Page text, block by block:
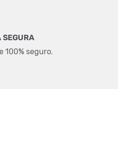
SEGURA
100% seguro.